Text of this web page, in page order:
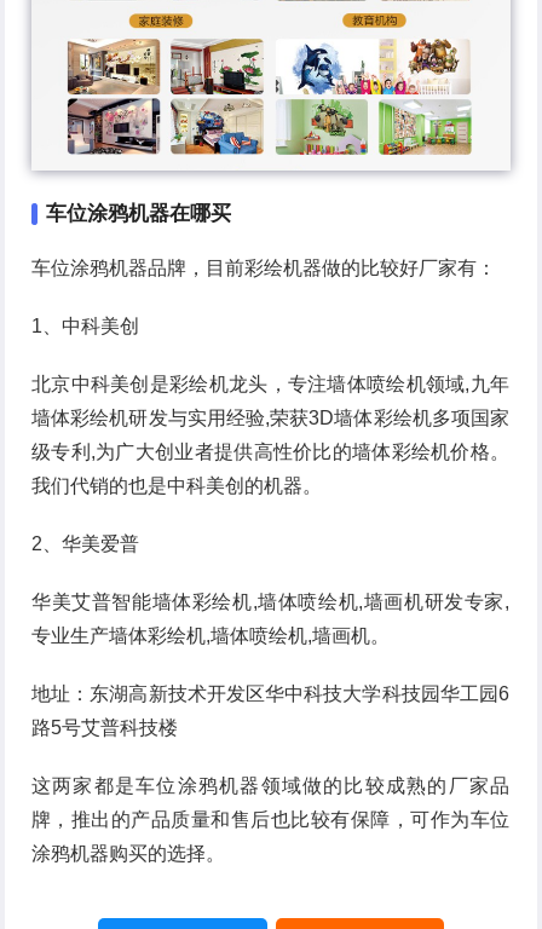
车位涂鸦机器在哪买
车位涂鸦机器品牌，目前彩绘机器做的比较好厂家有：
1、中科美创
北京中科美创是彩绘机龙头，专注墙体喷绘机领域,九年
墙体彩绘机研发与实用经验,荣获3D墙体彩绘机多项国家
级专利,为广大创业者提供高性价比的墙体彩绘机价格。
我们代销的也是中科美创的机器。
2、华美爱普
华美艾普智能墙体彩绘机,墙体喷绘机,墙画机研发专家,
专业生产墙体彩绘机,墙体喷绘机,墙画机。
地址：东湖高新技术开发区华中科技大学科技园华工园6
路5号艾普科技楼
这两家都是车位涂鸦机器领域做的比较成熟的厂家品
牌，推出的产品质量和售后也比较有保障，可作为车位
涂鸦机器购买的选择。